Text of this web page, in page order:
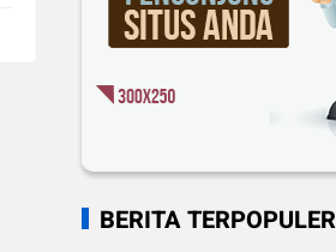
BERITA TERPOPULER